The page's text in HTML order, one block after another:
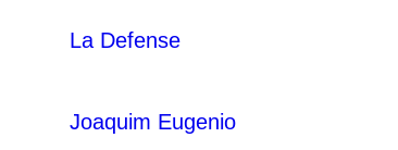
La Defense
Joaquim Eugenio